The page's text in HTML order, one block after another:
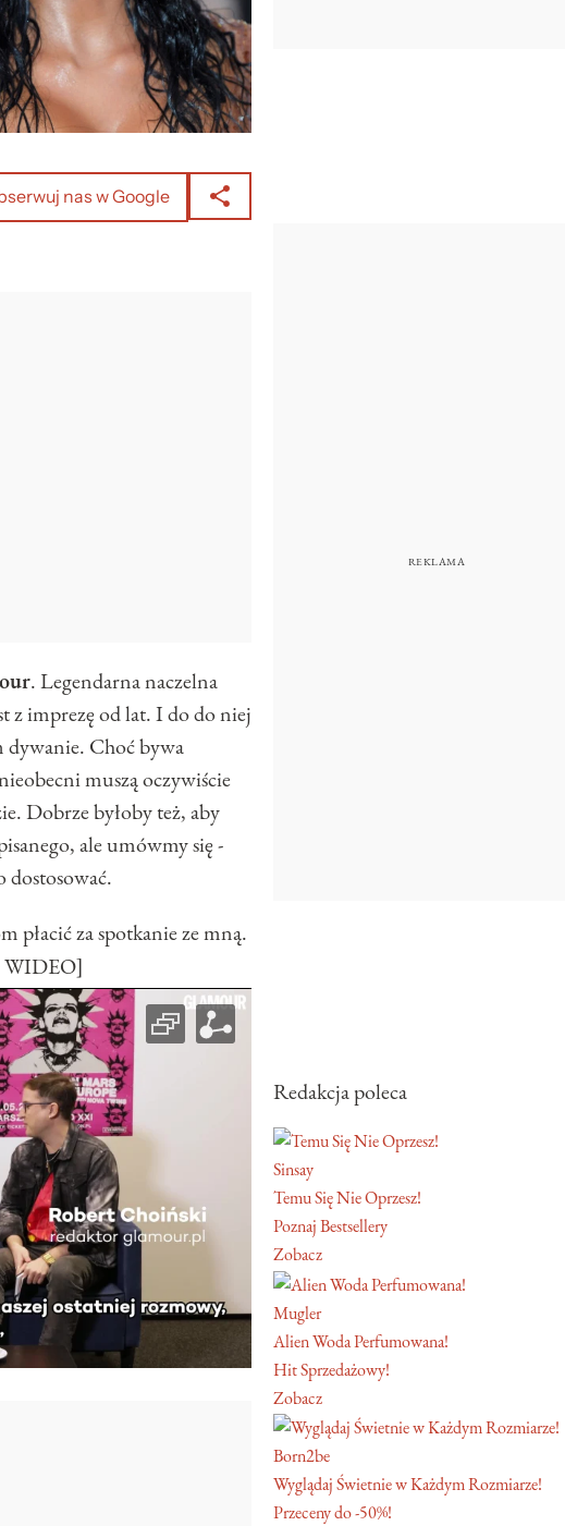
nas w Google
. Legendarna naczelna
z imprezę od lat. I do do niej
dywanie. Choć bywa
muszą oczywiście
Dobrze byłoby też, aby
ale umówmy się -
dostosować.
płacić za spotkanie ze mną.
WIDEO]
Redakcja poleca
Sinsay
Temu Się Nie Oprzesz!
Poznaj Bestsellery
Zobacz
Mugler
Alien Woda Perfumowana!
Hit Sprzedażowy!
Zobacz
Born2be
Wyglądaj Świetnie w Każdym Rozmiarze!
Przeceny do -50%!